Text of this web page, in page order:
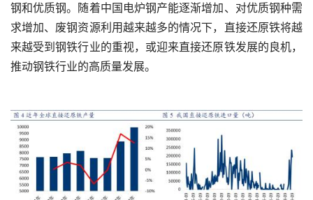
钢和优质钢。随着中国电炉钢产能逐渐增加、对优质钢种需
求增加、废钢资源利用越来越多的情况下，直接还原铁将越
来越受到钢铁行业的重视，或迎来直接还原铁发展的良机，
推动钢铁行业的高质量发展。